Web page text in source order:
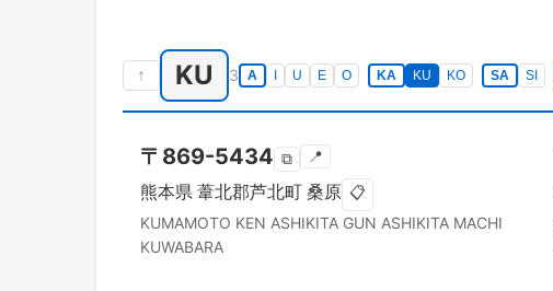
↑ KU 3 A U E O KA KU KO SA SI
〒 869-5434 ⧉ 📍
熊本県 葦北郡芦北町 桑原 📋
KUMAMOTO KEN ASHIKITA GUN ASHIKITA MACHI
KUWABARA